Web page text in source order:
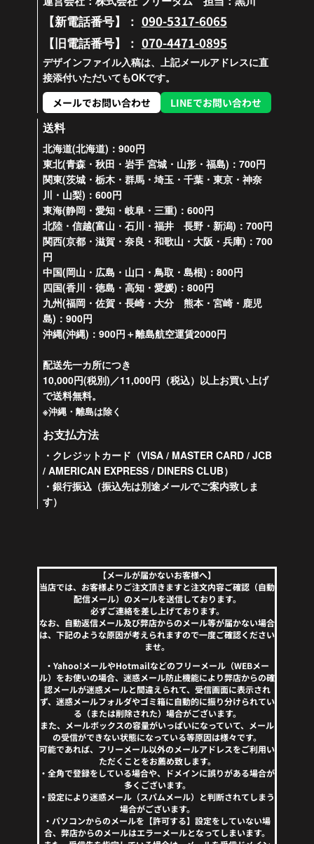
【新電話番号】： 090-5317-6065
【旧電話番号】： 070-4471-0895
デザインファイル入稿は、上記メールアドレスに直
接添付いただいてもOKです。
メールでお問い合わせ
LINEでお問い合わせ
送料
北海道(北海道)：900円
東北(青森・秋田・岩手 宮城・山形・福島)：700円
関東(茨城・栃木・群馬・埼玉・千葉・東京・神奈
川・山梨)：600円
東海(静岡・愛知・岐阜・三重)：600円
北陸・信越(富山・石川・福井 長野・新潟)：700円
関西(京都・滋賀・奈良・和歌山・大阪・兵庫)：700
円
中国(岡山・広島・山口・鳥取・島根)：800円
四国(香川・徳島・高知・愛媛)：800円
九州(福岡・佐賀・長崎・大分 熊本・宮崎・鹿児
島)：900円
沖縄(沖縄)：900円＋離島航空運賃2000円
配送先一カ所につき
10,000円(税別)／11,000円（税込）以上お買い上げ
で送料無料。
※沖縄・離島は除く
お支払方法
・クレジットカード（VISA / MASTER CARD / JCB
/ AMERICAN EXPRESS / DINERS CLUB）
・銀行振込（振込先は別途メールでご案内致しま
す）
【メールが届かないお客様へ】
当店では、お客様よりご注文頂きますと注文内容ご確認（自動
配信メール）のメールを送信しております。
必ずご連絡を差し上げております。
なお、自動返信メール及び弊店からのメール等が届かない場合
は、下記のような原因が考えられますので一度ご確認ください
ませ。
・Yahoo!メールやHotmailなどのフリーメール（WEBメー
ル）をお使いの場合、迷惑メール防止機能により弊店からの確
認メールが迷惑メールと間違えられて、受信画面に表示され
ず、迷惑メールフォルダやゴミ箱に自動的に振り分けられてい
る（または削除された）場合がございます。
また、メールボックスの容量がいっぱいになっていて、メール
の受信ができない状態になっている等原因は様々です。
可能であれば、フリーメール以外のメールアドレスをご利用い
ただくことをお薦め致します。
・全角で登録をしている場合や、ドメインに誤りがある場合が
多くございます。
・設定により迷惑メール（スパムメール）と判断されてしまう
場合がございます。
・パソコンからのメールを【許可する】設定をしていない場
合、弊店からのメールはエラーメールとなってしまいます。